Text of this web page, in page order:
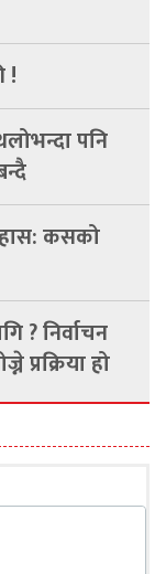
!
पनि
कसको
? निर्वाचन
प्रक्रिया हो